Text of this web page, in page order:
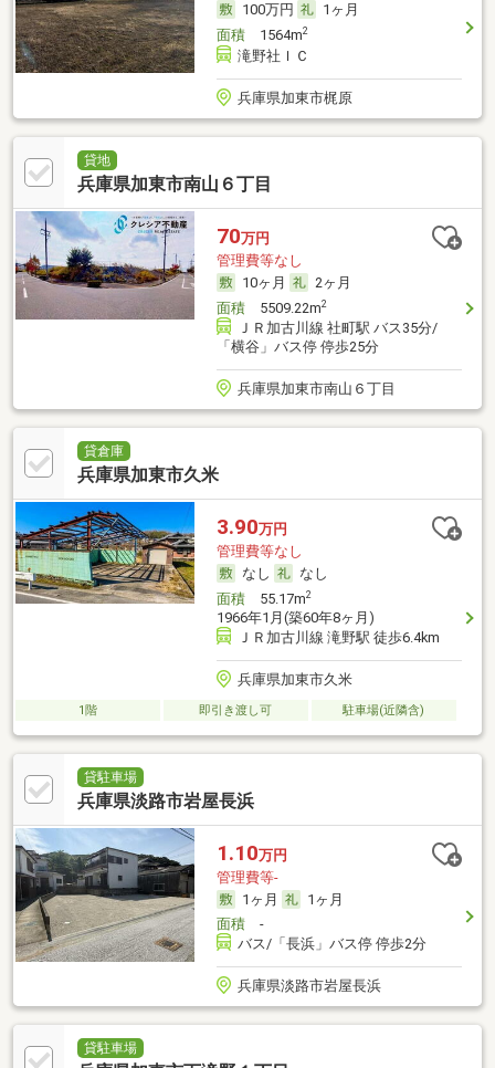
100万円
1ヶ月
面積1564m2
滝野社ＩＣ
兵庫県加東市梶原
貸地
兵庫県加東市南山６丁目
70万円
管理費等なし
10ヶ月
2ヶ月
面積5509.22m2
ＪＲ加古川線 社町駅 バス35分/
「横谷」バス停 停歩25分
兵庫県加東市南山６丁目
貸倉庫
兵庫県加東市久米
3.90万円
管理費等なし
なし
なし
面積55.17m2
1966年1月(築60年8ヶ月)
ＪＲ加古川線 滝野駅 徒歩6.4km
兵庫県加東市久米
1階 即引き渡し可 駐車場(近隣含)
貸駐車場
兵庫県淡路市岩屋長浜
1.10万円
管理費等-
1ヶ月
1ヶ月
面積-
バス/「長浜」バス停 停歩2分
兵庫県淡路市岩屋長浜
貸駐車場